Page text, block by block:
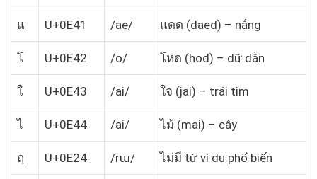
แ U+0E41 /ae/ แดด (daed) – nắng
โ U+0E42 /o/ โหด (hod) – dữ dằn
ใ U+0E43 /ai/ ใจ (jai) – trái tim
ไ U+0E44 /ai/ ไม้ (mai) – cây
ฤ U+0E24 /rɯ/ ไม่มี từ ví dụ phổ biến